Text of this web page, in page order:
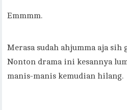
Emmmm.
Merasa sudah ahjumma aja sih
Nonton drama ini kesannya
manis-manis kemudian hilang.